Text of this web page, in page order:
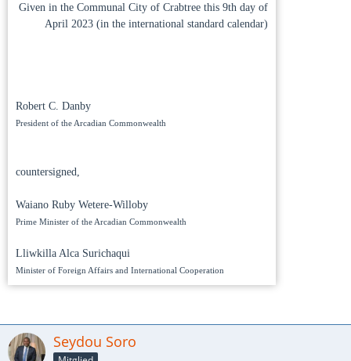
Given in the Communal City of Crabtree this 9th day of
April 2023 (in the international standard calendar)
Robert C. Danby
President of the Arcadian Commonwealth
countersigned,
Waiano Ruby Wetere-Willoby
Prime Minister of the Arcadian Commonwealth
Lliwkilla Alca Surichaqui
Minister of Foreign Affairs and International Cooperation
Seydou Soro